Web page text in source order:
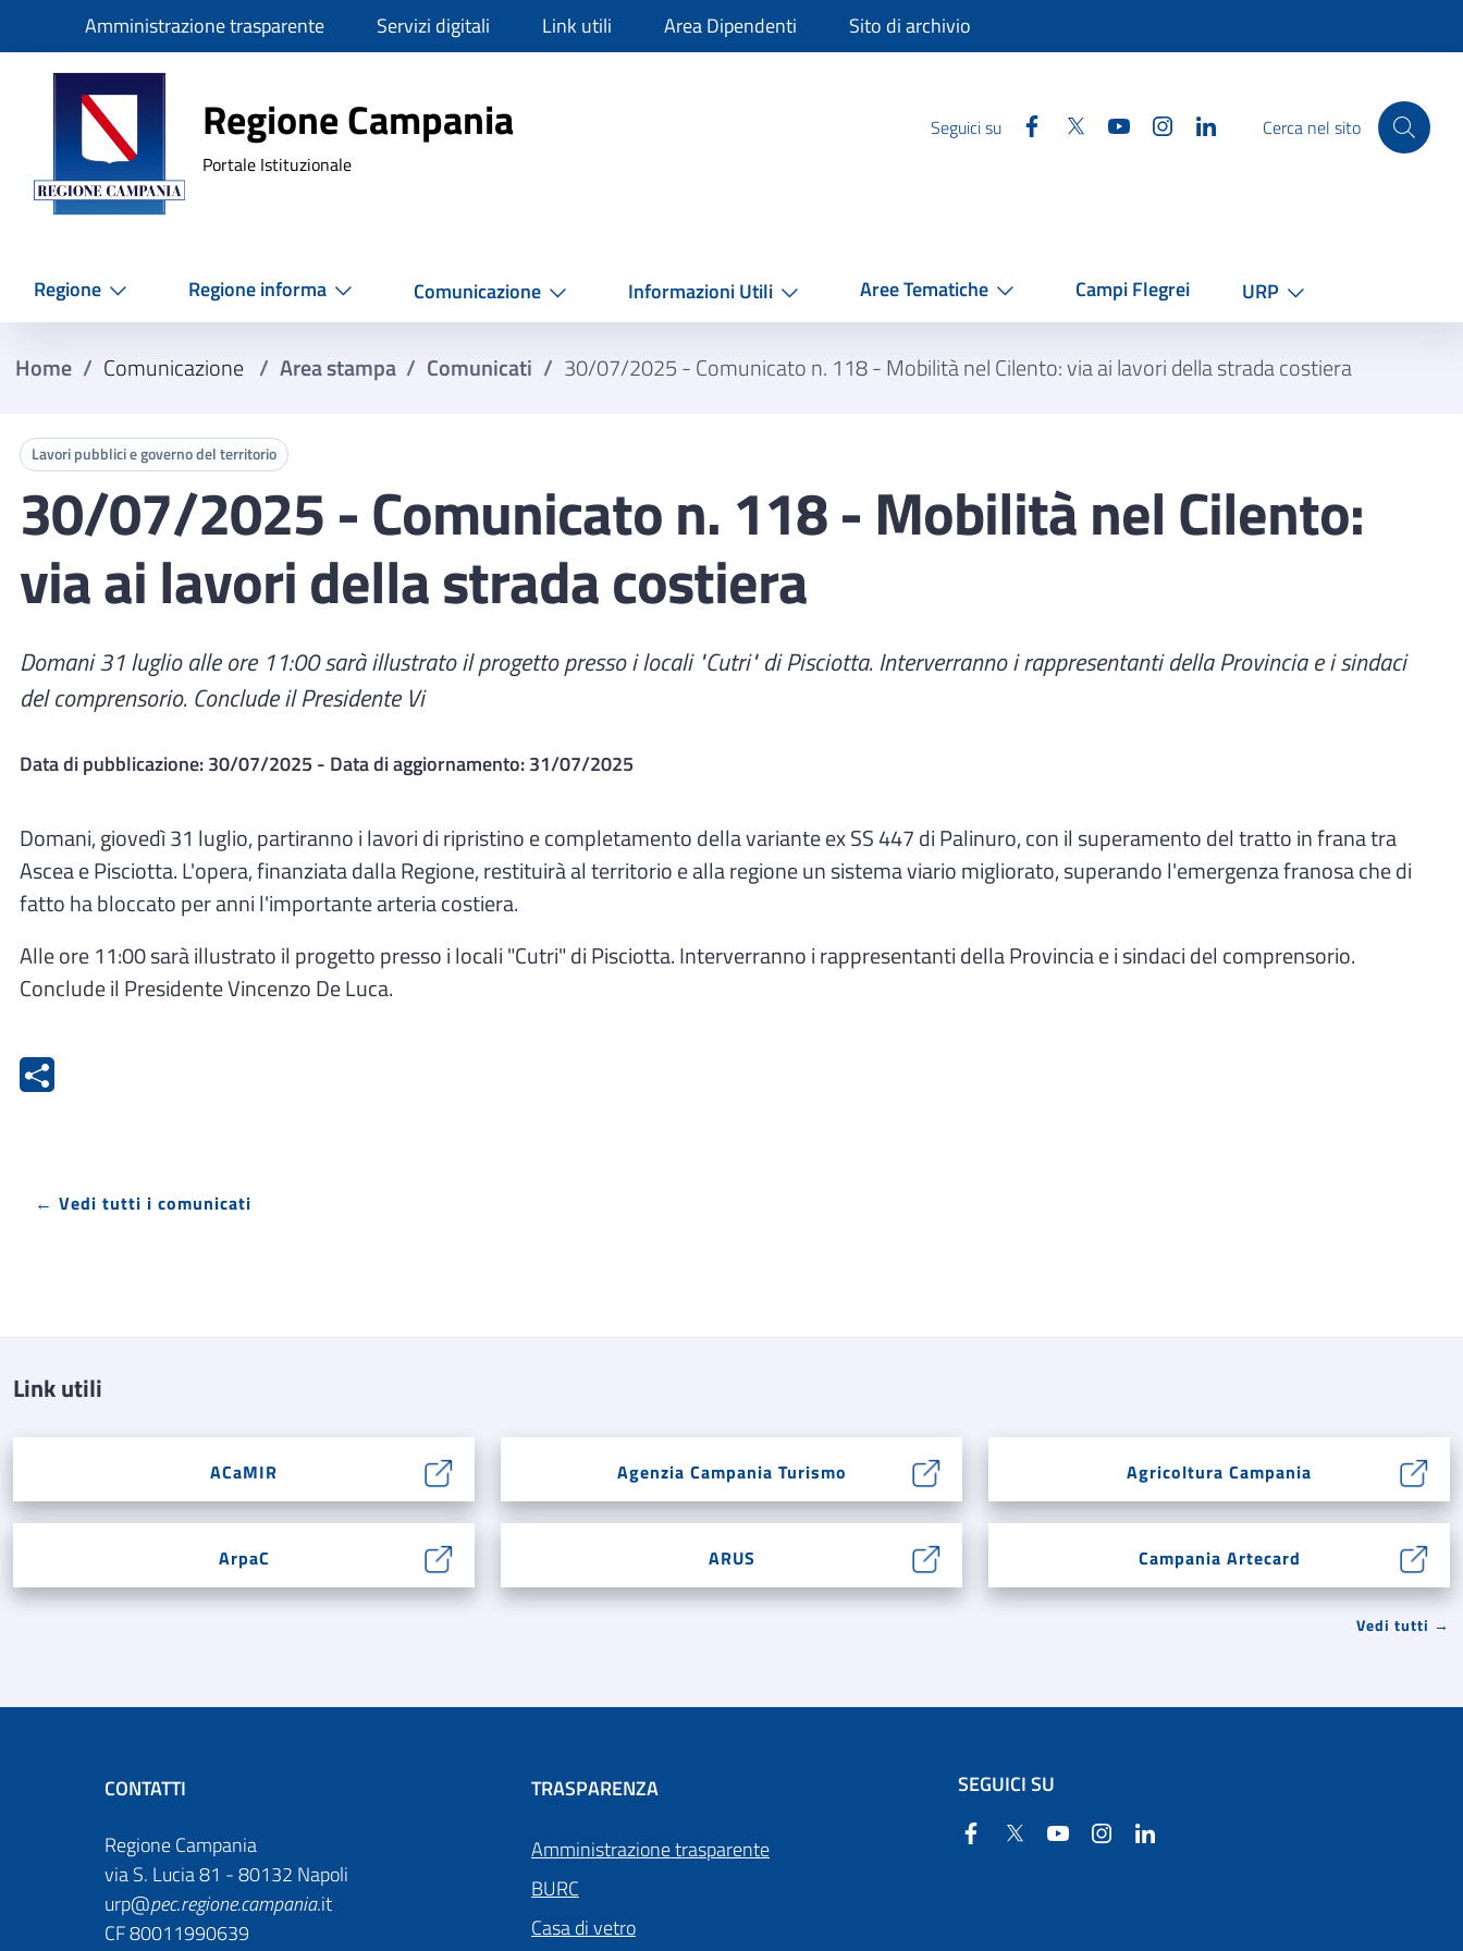
SlimAmministrazione trasparente Servizi digitali Link utili Area Dipendenti Sito di archivio
Regione Campania
Regione Campania
Portale Istituzionale
Seguici su Facebook
Twitter YouTube InstagramLinkedinCerca nel sito
Regione Regione informa Comunicazione Informazioni Utili Aree Tematiche Campi Flegrei URP
Home / Comunicazione / Area stampa / Comunicati / 30/07/2025 - Comunicato n. 118 - Mobilità nel Cilento: via ai lavori della strada costiera
Lavori pubblici e governo del territorio
30/07/2025 - Comunicato n. 118 - Mobilità nel Cilento:
via ai lavori della strada costiera
Domani 31 luglio alle ore 11:00 sarà illustrato il progetto presso i locali "Cutri" di Pisciotta. Interverranno i rappresentanti della Provincia e i sindaci
del comprensorio. Conclude il Presidente Vi
Data di pubblicazione:30/07/2025 - Data di aggiornamento:31/07/2025
Domani, giovedì 31 luglio, partiranno i lavori di ripristino e completamento della variante ex SS 447 di Palinuro, con il superamento del tratto in frana tra
Ascea e Pisciotta. L'opera, finanziata dalla Regione, restituirà al territorio e alla regione un sistema viario migliorato, superando l'emergenza franosa che di
fatto ha bloccato per anni l'importante arteria costiera.
Alle ore 11:00 sarà illustrato il progetto presso i locali "Cutri" di Pisciotta. Interverranno i rappresentanti della Provincia e i sindaci del comprensorio.
Conclude il Presidente Vincenzo De Luca.
← Vedi tutti i comunicati
Link utili
ACaMIR Agenzia Campania Turismo Agricoltura Campania
ArpaC ARUS Campania Artecard
Vedi tutti →
CONTATTI
Regione Campania
via S. Lucia 81 - 80132 Napoli
urp@pec.regione.campania.it
CF 80011990639
TRASPARENZA
Amministrazione trasparente
BURC
Casa di vetro
SEGUICI SU
Facebook
Twitter YouTube Instagram